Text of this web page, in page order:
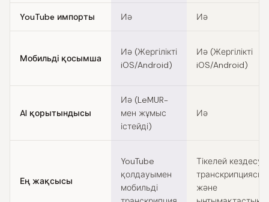
YouTube импорты Иә Иә
Мобильді қосымша
Иә (Жергілікті
iOS/Android)
Иә (Жергілікті
iOS/Android)
AI қорытындысы
Иә (LeMUR-
мен жұмыс
істейді)
Иә
Ең жақсысы
YouTube
қолдауымен
мобильді
Тікелей кездесу
транскрипциясы
және